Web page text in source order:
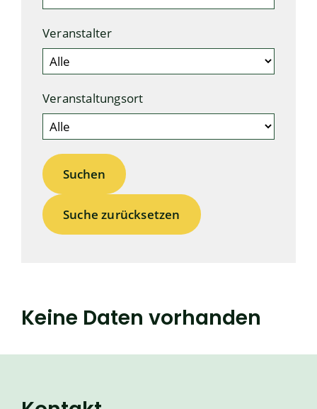
Veranstalter
Veranstaltungsort
Suche zurücksetzen
Keine Daten vorhanden